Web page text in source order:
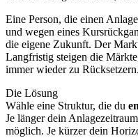
Eine Person, die einen
und wegen eines
die eigene Zukunft. Der
Langfristig steigen die
immer wieder zu Rücksetzern.
Die Lösung
Wähle eine Struktur, die du
Je länger dein
möglich. Je kürzer dein